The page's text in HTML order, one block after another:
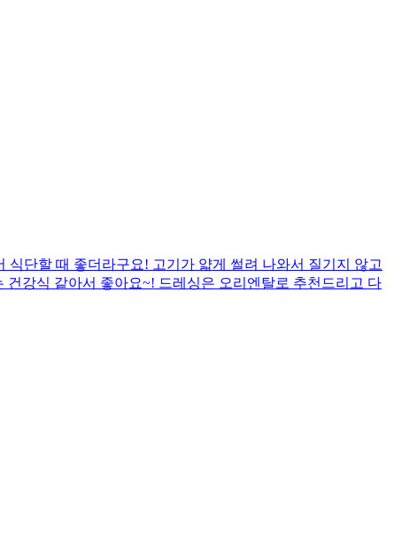
단할 때 좋더라구요! 고기가 얇게 썰려 나와서 질기지 않고
강식 같아서 좋아요~! 드레싱은 오리엔탈로 추천드리고 다